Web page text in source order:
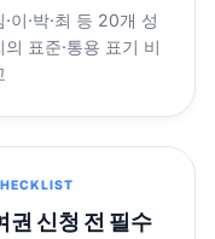
·이·박·최 등 20개 성
의 표준·통용 표기 비
권 신청 전 필수